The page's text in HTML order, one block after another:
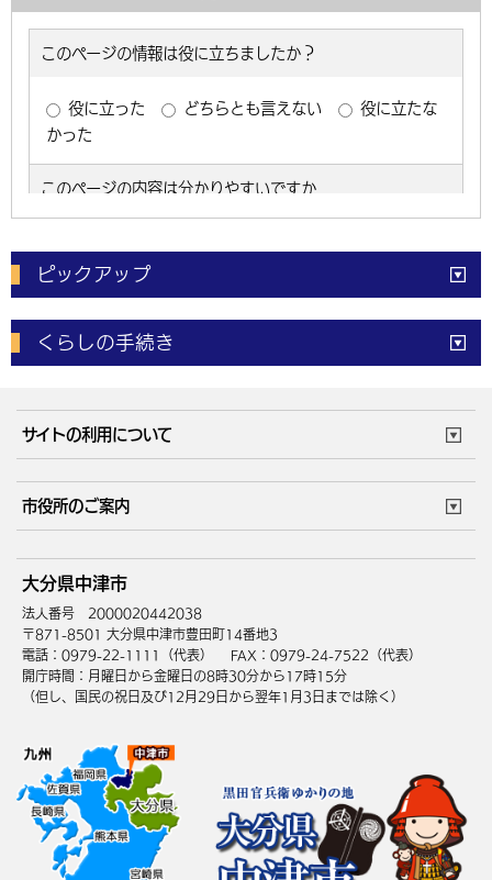
ピックアップ
電子申請 窓口の混雑状況
体育施設予約状況 ご意見・ご要望
くらしの手続き
成人・仕事
住まい・引越 ごみ・環境
健康・医療 障がい・福祉
高齢・介護
サイトの利用について
サイトマップ
市役所のご案内
庁舎地図 組織案内
中津市へのアクセス
大分県中津市
法人番号 2000020442038
〒871-8501 大分県中津市豊田町14番地3
電話：0979-22-1111（代表）
FAX：0979-24-7522（代表）
開庁時間：月曜日から金曜日の8時30分から17時15分
（但し、国民の祝日及び12月29日から翌年1月3日までは除く）